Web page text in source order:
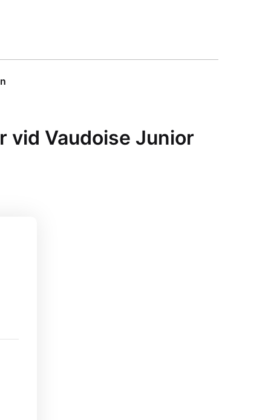
vid Vaudoise Junior